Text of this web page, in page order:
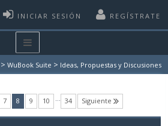
INICIAR SESIÓN REGÍSTRATE
> WuBook Suite > Ideas, Propuestas y Discusiones
7 8(current)
9 10 … 34 Siguiente